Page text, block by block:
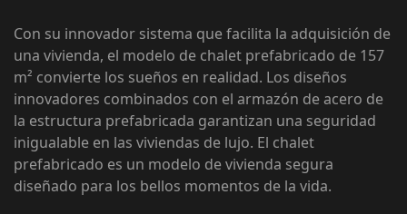
Con su innovador sistema que facilita la adquisición de
una vivienda, el modelo de chalet prefabricado de 157
m² convierte los sueños en realidad. Los diseños
innovadores combinados con el armazón de acero de
la estructura prefabricada garantizan una seguridad
inigualable en las viviendas de lujo. El chalet
prefabricado es un modelo de vivienda segura
diseñado para los bellos momentos de la vida.